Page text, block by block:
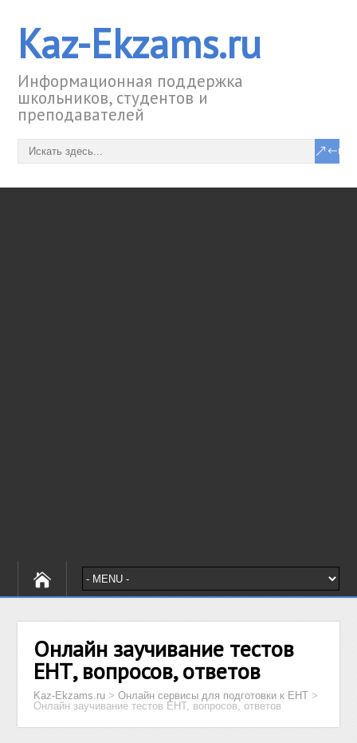
Kaz-Ekzams.ru
Информационная поддержка
школьников, студентов и
преподавателей
Онлайн заучивание тестов
ЕНТ, вопросов, ответов
Kaz-Ekzams.ru >Онлайн сервисы для подготовки к ЕНТ >
Онлайн заучивание тестов ЕНТ, вопросов, ответов